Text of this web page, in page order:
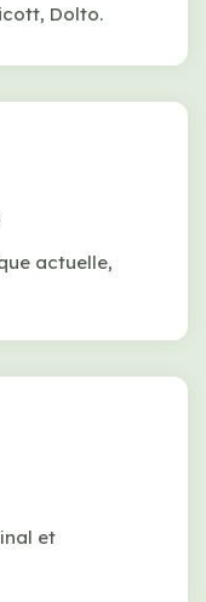
Dolto.
actuelle,
et